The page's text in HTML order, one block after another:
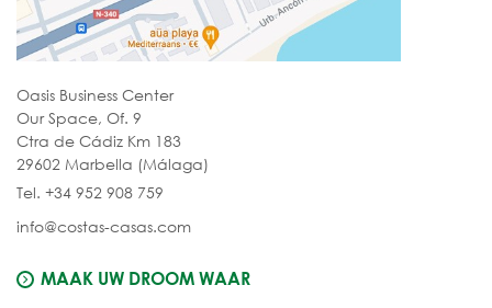
Oasis Business Center
Our Space, Of. 9
Ctra de Cádiz Km 183
29602 Marbella (Málaga)
Tel. +34 952 908 759
info@costas-casas.com
MAAK UW DROOM WAAR